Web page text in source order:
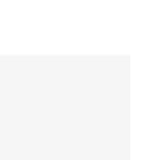
おこなってい
属先やアウト
しています。
与が支給さ
、車載ソ
の発足以
日本ではま
後の自動車
では、
ーに加入し